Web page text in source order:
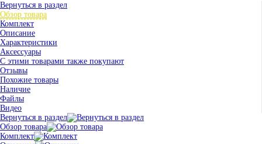
Вернуться в раздел
Обзор товара
Комплект
Описание
Характеристики
Аксессуары
С этими товарами также покупают
Отзывы
Похожие товары
Наличие
Файлы
Видео
Вернуться в раздел
Обзор товара
Комплект